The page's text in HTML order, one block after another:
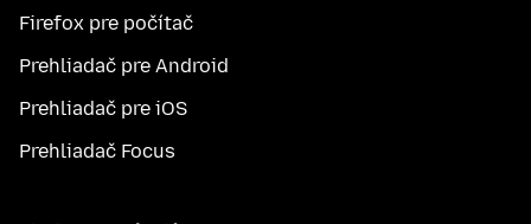
Firefox pre počítač
Prehliadač pre Android
Prehliadač pre iOS
Prehliadač Focus